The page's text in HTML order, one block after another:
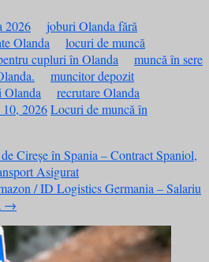
2026
joburi Olanda fără
Olanda
locuri de muncă
cupluri în Olanda
muncă în sere
muncitor depozit
Olanda
recrutare Olanda
2026Locuri de muncă în
Cireșe în Spania – Contract Spaniol,
Asigurat
/ ID Logistics Germania – Salariu
→